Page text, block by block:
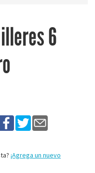
6
¡Agrega un nuevo